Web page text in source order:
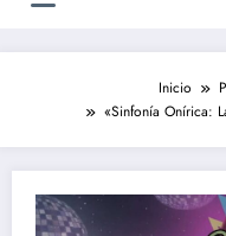
Inicio
«Sinfonía Onírica: